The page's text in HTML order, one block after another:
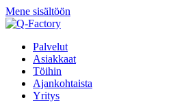
Mene sisältöön
Palvelut
Asiakkaat
Töihin
Ajankohtaista
Yritys